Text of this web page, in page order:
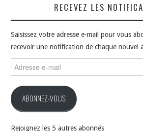
RECEVEZ LES
Saisissez votre adresse e-mail pour vous
recevoir une notification de chaque nouvel
e-
ABONNEZ-VOUS
Rejoignez les 5 autres abonnés